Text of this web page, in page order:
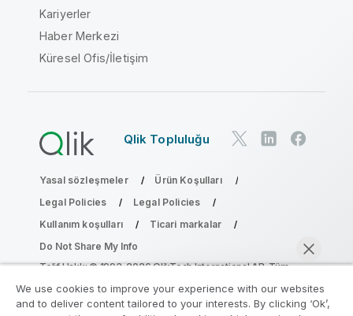
Kariyerler
Haber Merkezi
Küresel Ofis/İletişim
Qlik Topluluğu
Yasal sözleşmeler
Ürün Koşulları
Legal Policies
Legal Policies
Kullanım koşulları
Ticari markalar
Do Not Share My Info
Telif Hakkı © 1993-2026 QlikTech International AB. Tüm
We use cookies to improve your experience with our websites
and to deliver content tailored to your interests. By clicking ‘Ok’,